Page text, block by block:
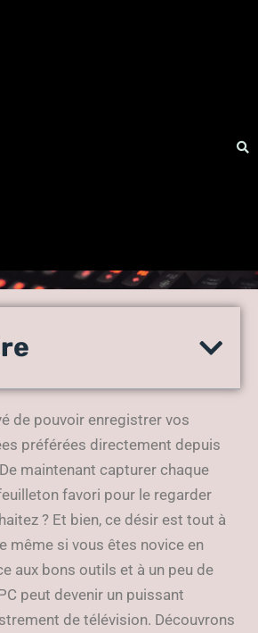
TV pratique :
de pouvoir enregistrer vos
préférées directement depuis
maintenant capturer chaque
favori pour le regarder
? Et bien, ce désir est tout à
même si vous êtes novice en
aux bons outils et à un peu de
peut devenir un puissant
de télévision. Découvrons